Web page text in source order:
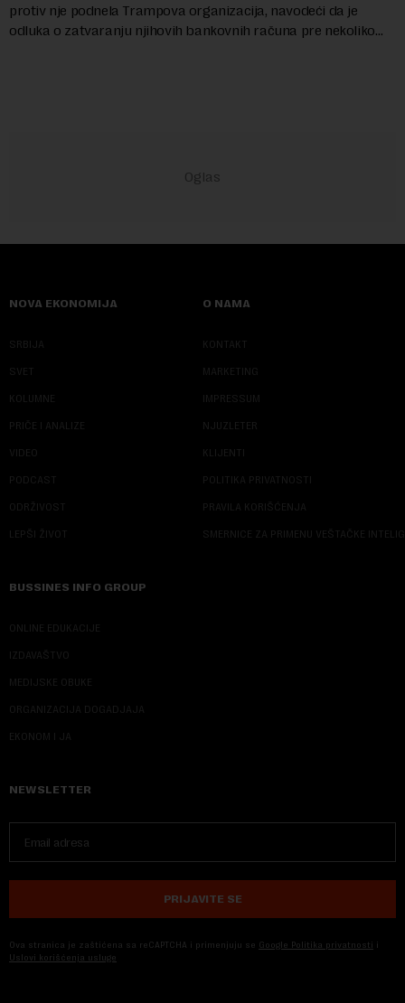
protiv nje podnela Trampova organizacija, navodeći da je
odluka o zatvaranju njihovih bankovnih računa pre nekoliko
NOVA EKONOMIJA
SRBIJA
SVET
KOLUMNE
PRIČE I ANALIZE
VIDEO
PODCAST
ODRŽIVOST
LEPŠI ŽIVOT
O NAMA
KONTAKT
MARKETING
IMPRESSUM
NJUZLETER
KLIJENTI
POLITIKA PRIVATNOSTI
PRAVILA KORIŠĆENJA
SMERNICE ZA PRIMENU VEŠTAČKE
BUSSINES INFO GROUP
ONLINE EDUKACIJE
IZDAVAŠTVO
MEDIJSKE OBUKE
ORGANIZACIJA DOGADJAJA
EKONOM I JA
NEWSLETTER
PRIJAVITE SE
Ova stranica je zaštićena sa reCAPTCHA i primenjuju se Google Politika privatnosti i
Uslovi korišćenja usluge